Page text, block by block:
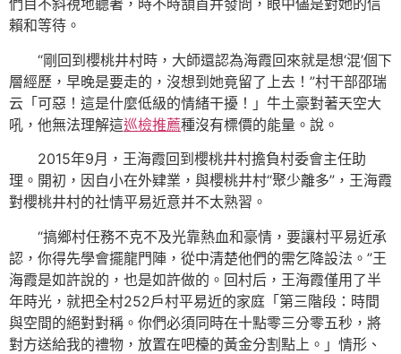
們目不斜視地聽著，時不時頷首并發問，眼中儘是對她的信
賴和等待。
“剛回到櫻桃井村時，大師還認為海霞回來就是想‘混’個下
層經歷，早晚是要走的，沒想到她竟留了上去！”村干部邵瑞
云「可惡！這是什麼低級的情緒干擾！」牛土豪對著天空大
吼，他無法理解這巡檢推薦種沒有標價的能量。說。
2015年9月，王海霞回到櫻桃井村擔負村委會主任助
理。開初，因自小在外肄業，與櫻桃井村“聚少離多”，王海霞
對櫻桃井村的社情平易近意并不太熟習。
“搞鄉村任務不克不及光靠熱血和豪情，要讓村平易近承
認，你得先學會擺龍門陣，從中清楚他們的需乞降設法。”王
海霞是如許說的，也是如許做的。回村后，王海霞僅用了半
年時光，就把全村252戶村平易近的家庭「第三階段：時間
與空間的絕對對稱。你們必須同時在十點零三分零五秒，將
對方送給我的禮物，放置在吧檯的黃金分割點上。」情形、